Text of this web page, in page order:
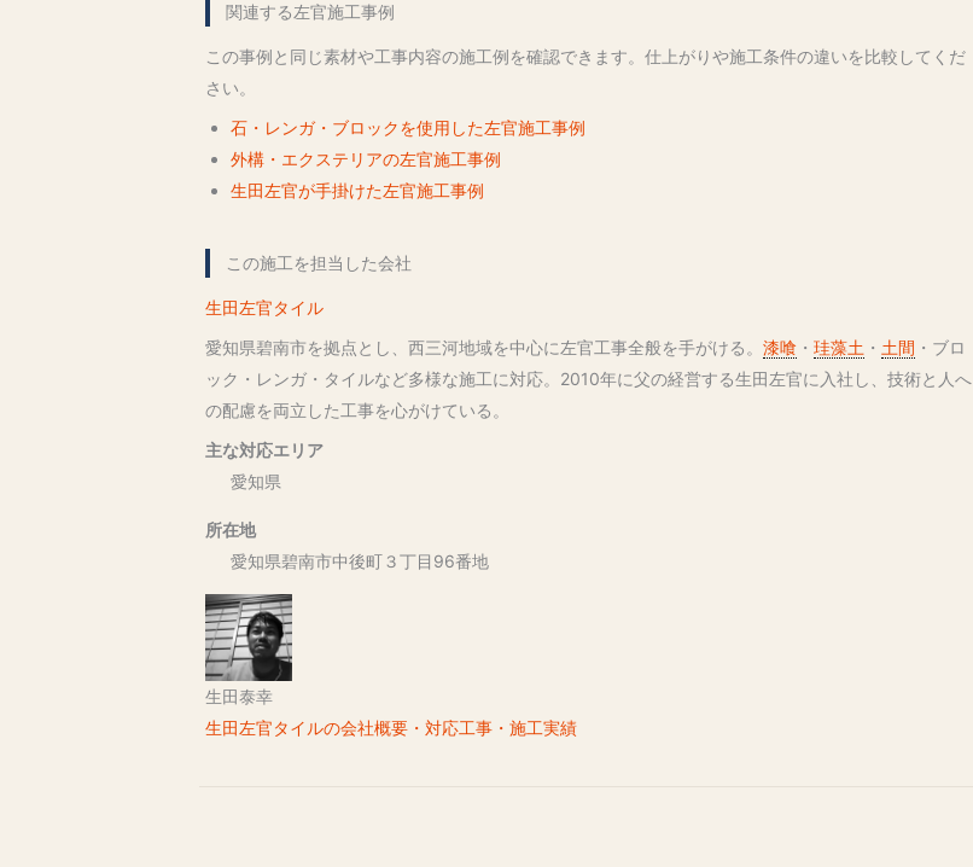
関連する左官施工事例
この事例と同じ素材や工事内容の施工例を確認できます。仕上がりや施工条件の違いを比較してくだ
さい。
石・レンガ・ブロックを使用した左官施工事例
外構・エクステリアの左官施工事例
生田左官が手掛けた左官施工事例
この施工を担当した会社
生田左官タイル
愛知県碧南市を拠点とし、西三河地域を中心に左官工事全般を手がける。漆喰 ・珪藻土 ・ 土間 ・ブロ
ック・レンガ・タイルなど多様な施工に対応。2010年に父の経営する生田左官に入社し、技術と人へ
の配慮を両立した工事を心がけている。
主な対応エリア
愛知県
所在地
愛知県碧南市中後町３丁目96番地
生田泰幸
生田左官タイルの会社概要・対応工事・施工実績